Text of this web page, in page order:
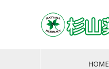
HOME